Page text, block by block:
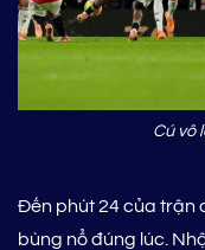
Cú vô
Đến phút 24 của trận
bùng nổ đúng lúc.